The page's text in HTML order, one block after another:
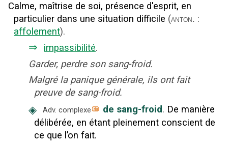
Calme, maîtrise de soi, présence d'esprit, en
particulier dans une situation difficile (anton. :
affolement).
⇒ impassibilité.
Garder, perdre son sang-froid.
Malgré la panique générale, ils ont fait
preuve de sang-froid.
◈ Adv. complexe de sang-froid. De manière
délibérée, en étant pleinement conscient de
ce que l’on fait.